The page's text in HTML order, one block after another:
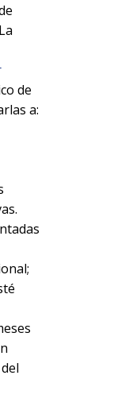
de
a: